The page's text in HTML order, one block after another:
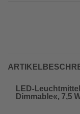
LED-
Dimmable«, 7,5